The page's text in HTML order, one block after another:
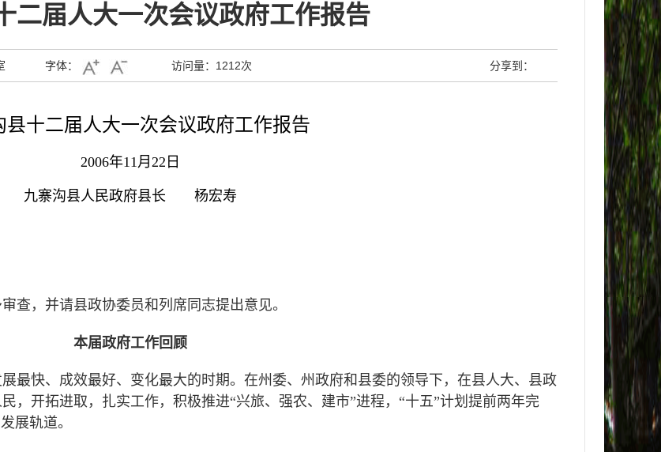
二届人大一次会议政府工作报告
字体： 访问量： 1212次 分享到：
县十二届人大一次会议政府工作报告
2006年11月 22 日
九寨沟县人民政府县长 杨宏寿
查，并请县政协委员和列席同志提出意见。
本届政府工作回顾
最快、成效最好、变化最大的时期。在州委、州政府和县委的领导下，在县人大、县政
，开拓进取，扎实工作，积极推进“兴旅、强农、建市”进程，“十五”计划提前两年完
展轨道。